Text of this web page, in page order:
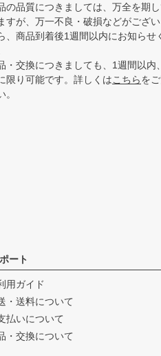
の品質につきましては、万全を期
すが、万一不良・破損などがござ
、商品到着後1週間以内にお知らせ
・交換につきましても、1週間以内
限り可能です。詳しくはこちらを
。
ート
用ガイド
・送料について
払いについて
・交換について